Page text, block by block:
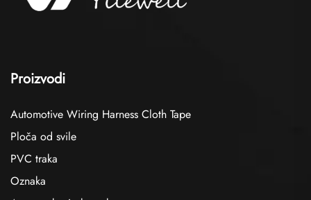
Proizvodi
Automotive Wiring Harness Cloth Tape
Ploča od svile
PVC traka
Oznaka